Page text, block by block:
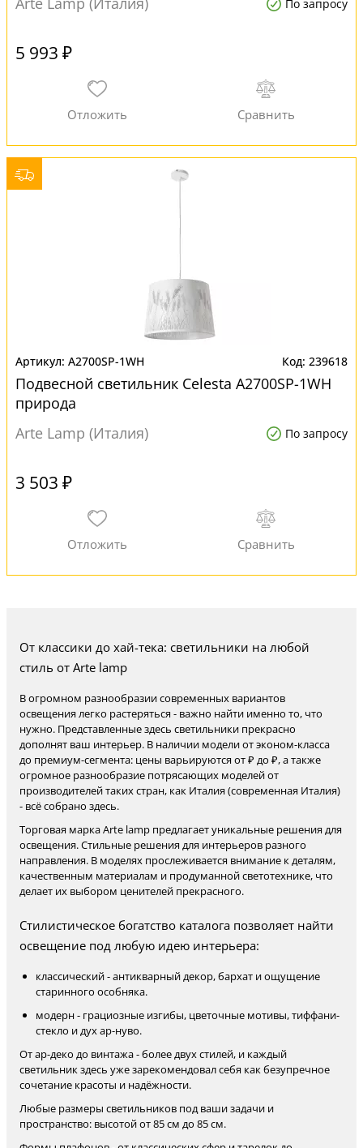
По запросу
5 993 ₽
A2700SP-1WH 239618
Подвесной светильник Celesta A2700SP-1WH
природа
Arte Lamp (Италия)
По запросу
3 503 ₽
От классики до хай-тека: светильники на любой
стиль от Arte lamp
В огромном разнообразии современных вариантов
освещения легко растеряться - важно найти именно то, что
нужно. Представленные здесь светильники прекрасно
дополнят ваш интерьер. В наличии модели от эконом-класса
до премиум-сегмента: цены варьируются от ₽ до ₽, а также
огромное разнообразие потрясающих моделей от
производителей таких стран, как Италия (современная Италия)
- всё собрано здесь.
Торговая марка Arte lamp предлагает уникальные решения для
освещения. Стильные решения для интерьеров разного
направления. В моделях прослеживается внимание к деталям,
качественным материалам и продуманной светотехнике, что
делает их выбором ценителей прекрасного.
Стилистическое богатство каталога позволяет найти
освещение под любую идею интерьера:
классический - антикварный декор, бархат и ощущение
старинного особняка.
модерн - грациозные изгибы, цветочные мотивы, тиффани-
стекло и дух ар-нуво.
От ар-деко до винтажа - более двух стилей, и каждый
светильник здесь уже зарекомендовал себя как безупречное
сочетание красоты и надёжности.
Любые размеры светильников под ваши задачи и
пространство: высотой от 85 см до 85 см.